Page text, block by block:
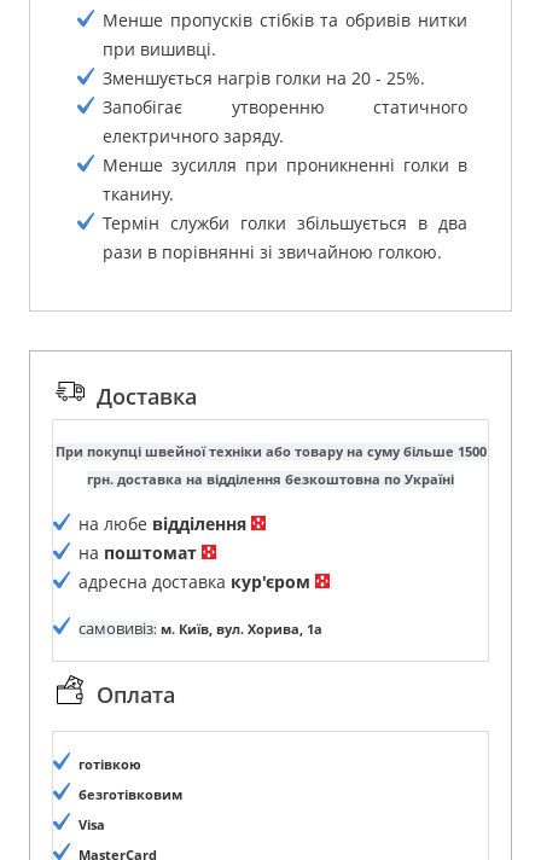
Менше пропусків стібків та обривів нитки
при вишивці.
Зменшується нагрів голки на 20 - 25%.
Запобігає утворенню статичного
електричного заряду.
Менше зусилля при проникненні голки в
тканину.
Термін служби голки збільшується в два
рази в порівнянні зі звичайною голкою.
Доставка
При покупці швейної техніки або товару на суму більше 1500
грн. доставка на відділення безкоштовна по Україні
на любе відділення
на поштомат
адресна доставка кур'єром
самовивіз: м. Київ, вул. Хорива, 1а
Оплата
готівкою
безготівковим
Visa
MasterCard